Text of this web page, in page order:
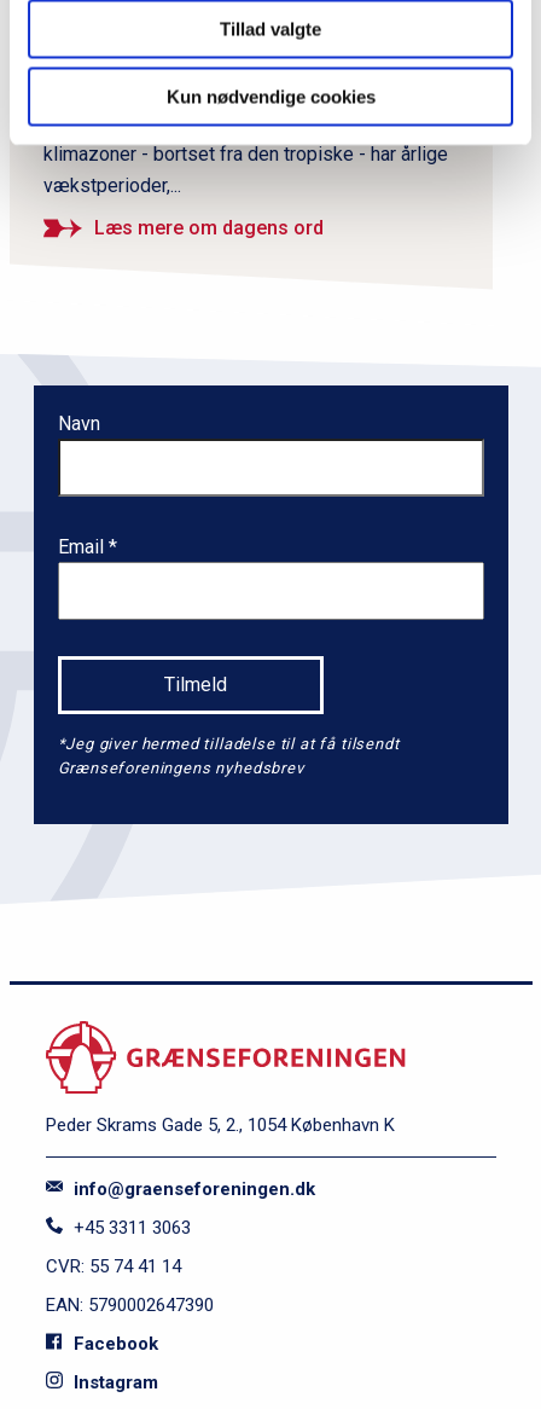
Tillad valgte
Kun nødvendige cookies
a
Dendrokronologi
Dendrokronologi, også kaldet årringemetoden, er
en arkæologisk metode til datering af træ.
Metoden er baseret på,&nbsp;at træer i alle
klimazoner - bortset fra den tropiske - har årlige
vækstperioder,...
Læs mere om dagens ord
Navn
Email
*Jeg giver hermed tilladelse til at få tilsendt
Grænseforeningens nyhedsbrev
Peder Skrams Gade 5, 2., 1054 København K
info@graenseforeningen.dk
+45 3311 3063
CVR: 55 74 41 14
EAN: 5790002647390
Facebook
Instagram